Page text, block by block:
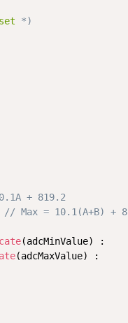
*)
+ 819.2
// Max = 10.1(A+B) +
(adcMinValue) :
(adcMaxValue) :